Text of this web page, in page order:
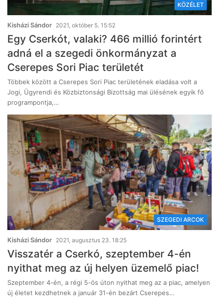
KÖZÉLET
Kisházi Sándor 2021, október 5. 15:52
Egy Cserkót, valaki? 466 millió forintért
adná el a szegedi önkormányzat a
Cserepes Sori Piac területét
Többek között a Cserepes Sori Piac területének eladása volt a
Jogi, Ügyrendi és Közbiztonsági Bizottság mai ülésének egyik fő
programpontja,…
SZEGEDI ARCOK
Kisházi Sándor 2021, augusztus 23. 18:25
Visszatér a Cserkó, szeptember 4-én
nyithat meg az új helyen üzemelő piac!
Szeptember 4-én, a régi 5-ös úton nyithat meg az a piac, amelyen
új életet kezdhetnek a január 31-én bezárt Cserepes…